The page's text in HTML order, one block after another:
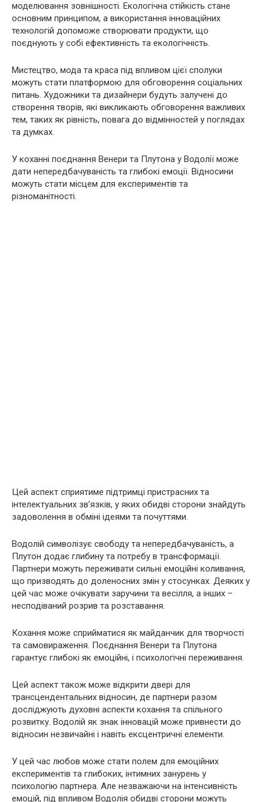
моделювання зовнішності. Екологічна стійкість стане
основним принципом, а використання інноваційних
технологій допоможе створювати продукти, що
поєднують у собі ефективність та екологічність.
Мистецтво, мода та краса під впливом цієї сполуки
можуть стати платформою для обговорення соціальних
питань. Художники та дизайнери будуть залучені до
створення творів, які викликають обговорення важливих
тем, таких як рівність, повага до відмінностей у поглядах
та думках.
У коханні поєднання Венери та Плутона у Водолії може
дати непередбачуваність та глибокі емоції. Відносини
можуть стати місцем для експериментів та
різноманітності.
Цей аспект сприятиме підтримці пристрасних та
інтелектуальних зв’язків, у яких обидві сторони знайдуть
задоволення в обміні ідеями та почуттями.
Водолій символізує свободу та непередбачуваність, а
Плутон додає глибину та потребу в трансформації.
Партнери можуть переживати сильні емоційні коливання,
що призводять до доленосних змін у стосунках. Деяких у
цей час може очікувати заручини та весілля, а інших –
несподіваний розрив та розставання.
Кохання може сприйматися як майданчик для творчості
та самовираження. Поєднання Венери та Плутона
гарантує глибокі як емоційні, і психологічні переживання.
Цей аспект також може відкрити двері для
трансцендентальних відносин, де партнери разом
досліджують духовні аспекти кохання та спільного
розвитку. Водолій як знак інновацій може привнести до
відносин незвичайні і навіть ексцентричні елементи.
У цей час любов може стати полем для емоційних
експериментів та глибоких, інтимних занурень у
психологію партнера. Але незважаючи на інтенсивність
емоцій, під впливом Водолія обидві сторони можуть